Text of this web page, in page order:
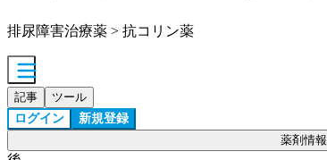
排尿障害治療薬 > 抗コリン薬
記事 ツール
ログイン 新規登録
薬剤情報